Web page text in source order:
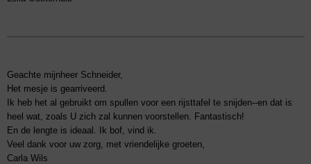
Geachte mijnheer Schneider,
Het mesje is gearriveerd.
Ik heb het al gebruikt om spullen voor een rijsttafel te snijden--en dat is
heel wat, zoals U zich zal kunnen voorstellen. Fantastisch!
En de lengte is ideaal. Ik bof, vind ik.
Veel dank voor uw zorg, met vriendelijke groeten,
Carla Wils